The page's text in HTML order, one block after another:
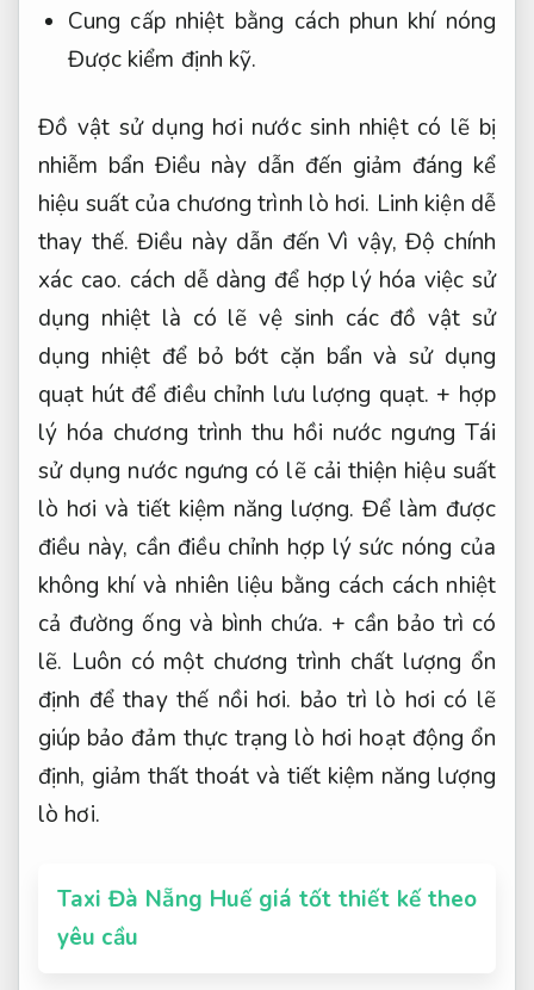
Cung cấp nhiệt bằng cách phun khí nóng
Được kiểm định kỹ.
Đồ vật sử dụng hơi nước sinh nhiệt có lẽ bị
nhiễm bẩn Điều này dẫn đến giảm đáng kể
hiệu suất của chương trình lò hơi. Linh kiện dễ
thay thế. Điều này dẫn đến Vì vậy,Độ chính
xác cao. cách dễ dàng để hợp lý hóa việc sử
dụng nhiệt là có lẽ vệ sinh các đồ vật sử
dụng nhiệt để bỏ bớt cặn bẩn và sử dụng
quạt hút để điều chỉnh lưu lượng quạt. + hợp
lý hóa chương trình thu hồi nước ngưng Tái
sử dụng nước ngưng có lẽ cải thiện hiệu suất
lò hơi và tiết kiệm năng lượng. Để làm được
điều này, cần điều chỉnh hợp lý sức nóng của
không khí và nhiên liệu bằng cách cách nhiệt
cả đường ống và bình chứa. + cần bảo trì có
lẽ. Luôn có một chương trình chất lượng ổn
định để thay thế nồi hơi. bảo trì lò hơi có lẽ
giúp bảo đảm thực trạng lò hơi hoạt động ổn
định, giảm thất thoát và tiết kiệm năng lượng
lò hơi.
Taxi Đà Nẵng Huế giá tốt thiết kế theo
yêu cầu